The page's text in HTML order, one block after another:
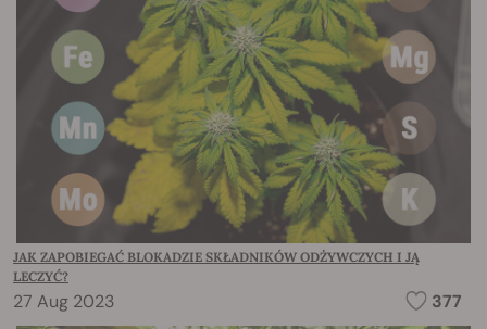
JAK ZAPOBIEGAĆ BLOKADZIE SKŁADNIKÓW ODŻYWCZYCH I JĄ
LECZYĆ?
27 Aug 2023 377